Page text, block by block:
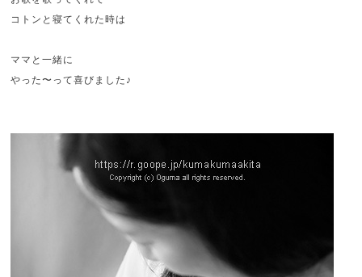
コトンと寝てくれた時は
ママと一緒に
やった〜って喜びました♪